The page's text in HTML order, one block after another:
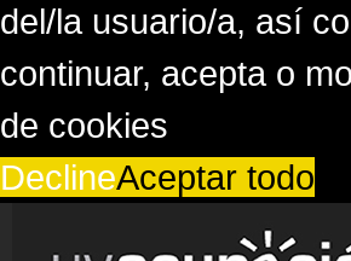
del/la usuario/a, así
continuar, acepta o
de cookies
DeclineAceptar todo